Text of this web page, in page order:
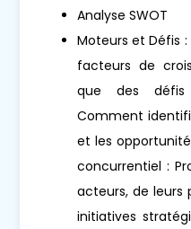
Analyse SWOT
Moteurs et Défis
facteurs de
que des défis
Comment
et les
concurrentiel :
acteurs, de leurs
initiatives